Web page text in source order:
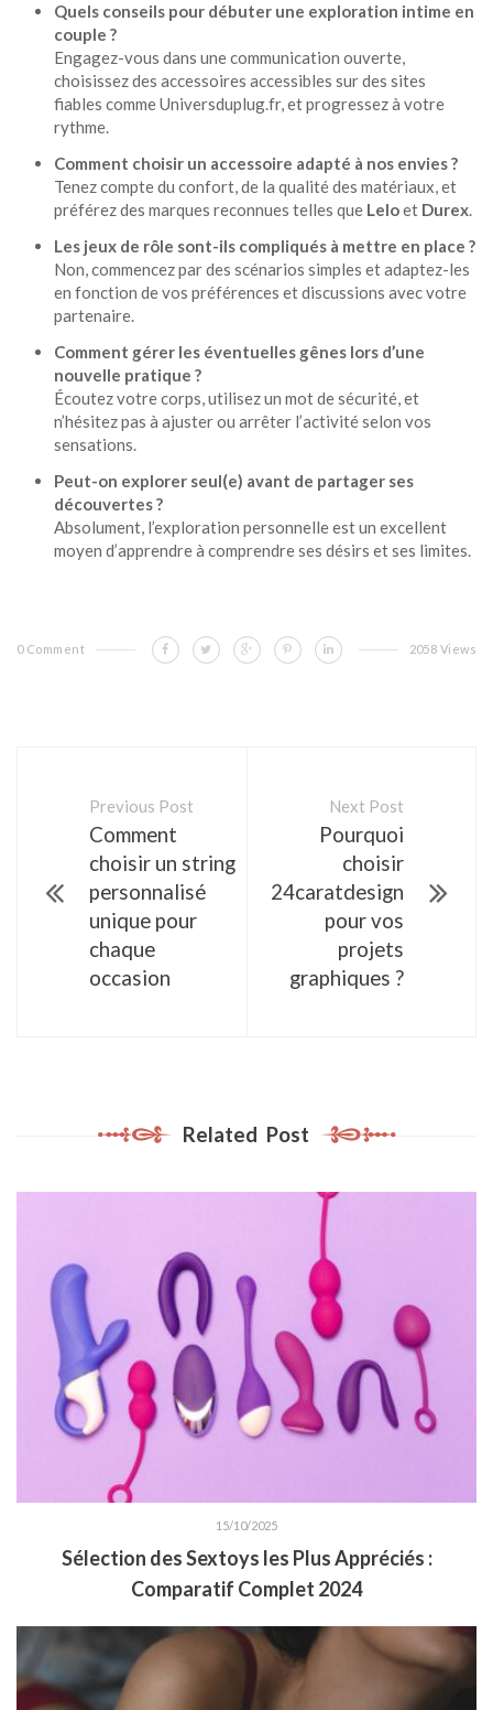
Quels conseils pour débuter une exploration intime en
couple ?
Engagez-vous dans une communication ouverte,
choisissez des accessoires accessibles sur des sites
fiables commeUniversduplug.fr, et progressez à votre
rythme.
Comment choisir un accessoire adapté à nos envies ?
Tenez compte du confort, de la qualité des matériaux, et
préférez des marques reconnues telles que Leloet Durex.
Les jeux de rôle sont-ils compliqués à mettre en place ?
Non, commencez par des scénarios simples et adaptez-les
en fonction de vos préférences et discussions avec votre
partenaire.
Comment gérer les éventuelles gênes lors d’une
nouvelle pratique ?
Écoutez votre corps, utilisez un mot de sécurité, et
n’hésitez pas à ajuster ou arrêter l’activité selon vos
sensations.
Peut-on explorer seul(e) avant de partager ses
découvertes ?
Absolument, l’exploration personnelle est un excellent
moyen d’apprendre à comprendre ses désirs et ses limites.
0 Comment 2058 Views
Previous Post
Comment
choisir un string
personnalisé
unique pour
chaque
occasion
Next Post
Pourquoi
choisir
24caratdesign
pour vos
projets
graphiques ?
Related Post
15/10/2025
Sélection des Sextoys les Plus Appréciés :
Comparatif Complet 2024